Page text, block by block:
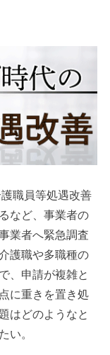
職員等処遇改善
など、事業者の
業者へ緊急調査
護職や多職種の
、申請が複雑と
に重きを置き処
はどのようなと
。